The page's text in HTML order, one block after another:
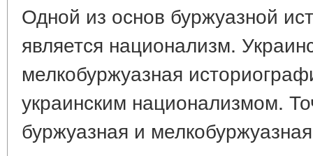
Одной из основ буржуазной
является национализм.
мелкобуржуазная
украинским национализмом.
буржуазная и